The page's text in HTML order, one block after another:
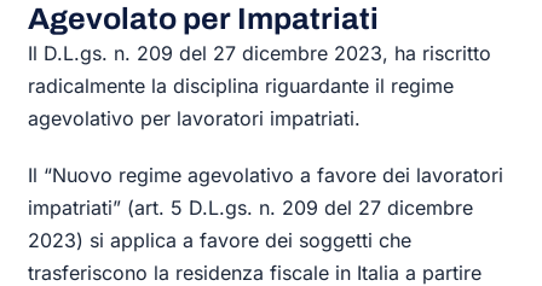
Agevolato per Impatriati
Il D.L.gs. n. 209 del 27 dicembre 2023, ha riscritto
radicalmente la disciplina riguardante il regime
agevolativo per lavoratori impatriati.
Il “Nuovo regime agevolativo a favore dei lavoratori
impatriati” (art. 5 D.L.gs. n. 209 del 27 dicembre
2023) si applica a favore dei soggetti che
trasferiscono la residenza fiscale in Italia a partire